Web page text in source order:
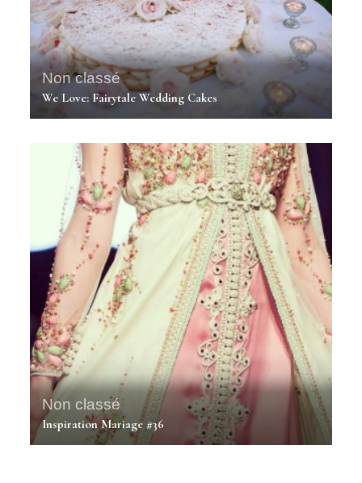
Non classé
We Love: Fairytale Wedding Cakes
Non classé
Inspiration Mariage #36